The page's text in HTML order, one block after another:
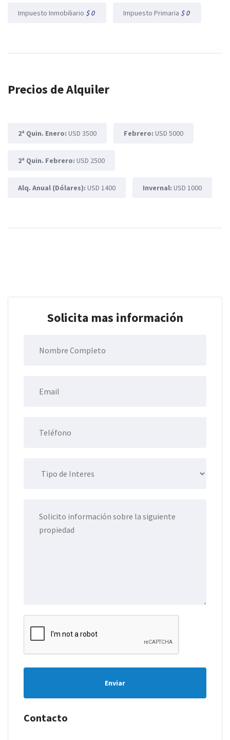
Impuesto Inmobiliario $ 0 Impuesto Primaria $ 0
Precios de Alquiler
2ª Quin. Enero: USD 3500 Febrero: USD 5000
2ª Quin. Febrero: USD 2500
Alq. Anual (Dólares): USD 1400 Invernal: USD 1000
Solicita mas información
Enviar
Contacto